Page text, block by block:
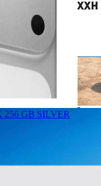
256 GB SILVER